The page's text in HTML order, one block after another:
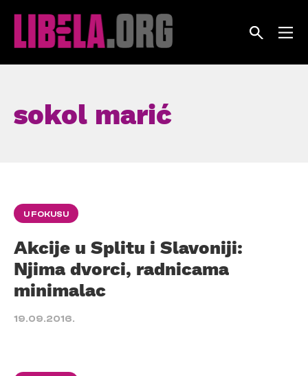
sokol marić
U FOKUSU
Akcije u Splitu i Slavoniji:
Njima dvorci, radnicama
minimalac
19.09.2016.